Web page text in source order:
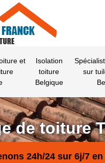
et
Isolation
toiture
Belgique
sur
de toiture
24h/24 sur 6j/7